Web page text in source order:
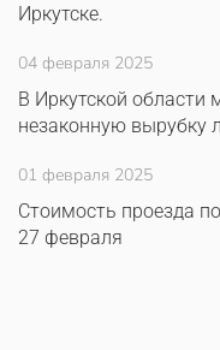
Иркутске.
04 февраля 2025
В Иркутской области
незаконную вырубку
01 февраля 2025
Стоимость проезда
27 февраля